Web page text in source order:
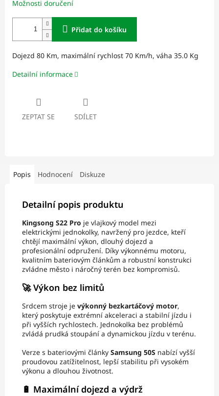
Možnosti doručení
Přidat do košíku
Dojezd 80 Km, maximální rychlost 70 Km/h, váha 35.0 Kg
Detailní informace
ZEPTAT SE SDÍLET
Popis Hodnocení Diskuze
Detailní popis produktu
Kingsong S22 Pro je vlajkový model mezi
elektrickými jednokolky, navržený pro jezdce, kteří
chtějí maximální výkon, dlouhý dojezd a
profesionální odpružení. Díky výkonnému motoru,
kvalitním bateriovým článkům a robustní konstrukci
zvládne město i náročný terén bez kompromisů.
🚀 Výkon bez limitů
Srdcem stroje je výkonný bezkartáčový motor,
který poskytuje extrémní akceleraci a stabilní jízdu i
při vyšších rychlostech. Jednokolka bez problémů
zvládá prudká stoupání a dynamickou jízdu v terénu.
Verze s bateriovými články Samsung 50S nabízí vyšší
proudovou zatížitelnost, lepší stabilitu při vysokém
výkonu a dlouhou životnost.
🔋 Maximální dojezd a výdrž